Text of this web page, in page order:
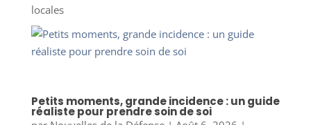
locales
Petits moments, grande incidence : un guide
réaliste pour prendre soin de soi